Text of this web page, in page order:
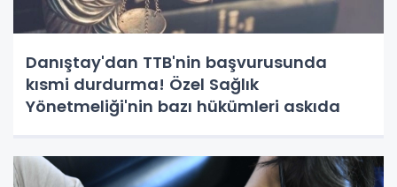
Danıştay'dan TTB'nin başvurusunda
kısmi durdurma! Özel Sağlık
Yönetmeliği'nin bazı hükümleri askıda